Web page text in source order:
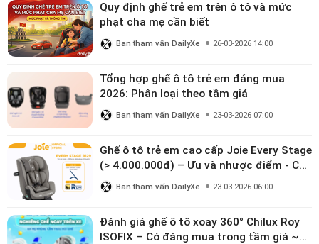
Quy định ghế trẻ em trên ô tô và mức
phạt cha mẹ cần biết
Ban tham vấn DailyXe 26-03-2026 14:00
Tổng hợp ghế ô tô trẻ em đáng mua
2026: Phân loại theo tầm giá
Ban tham vấn DailyXe 23-03-2026 07:00
Ghế ô tô trẻ em cao cấp Joie Every Stage
(> 4.000.000đ) – Ưu và nhược điểm - Có
đáng đầu tư cho bé từ 0–12 tuổi?
Ban tham vấn DailyXe 23-03-2026 06:00
Đánh giá ghế ô tô xoay 360° Chilux Roy
ISOFIX – Có đáng mua trong tầm giá ~3